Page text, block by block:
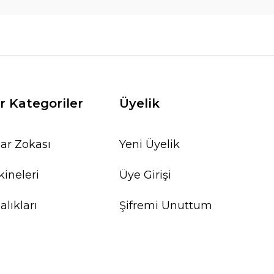
Kategoriler
Zokası
Üyelik
Yeni Üyelik
Üye Girişi
Şifremi Unuttum